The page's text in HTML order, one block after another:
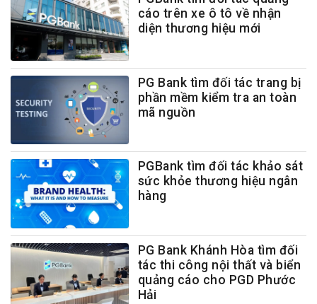
cáo trên xe ô tô về nhận
diện thương hiệu mới
PG Bank tìm đối tác trang bị
phần mềm kiểm tra an toàn
mã nguồn
PGBank tìm đối tác khảo sát
sức khỏe thương hiệu ngân
hàng
PG Bank Khánh Hòa tìm đối
tác thi công nội thất và biển
quảng cáo cho PGD Phước
Hải